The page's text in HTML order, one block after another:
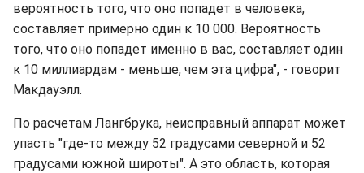
вероятность того, что оно попадет в человека,
составляет примерно один к 10 000. Вероятность
того, что оно попадет именно в вас, составляет один
к 10 миллиардам - меньше, чем эта цифра", - говорит
Макдауэлл.
По расчетам Лангбрука, неисправный аппарат может
упасть "где-то между 52 градусами северной и 52
градусами южной широты". А это область, которая